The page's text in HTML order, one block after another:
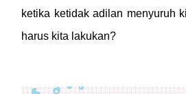
ketika ketidak adilan menyuruh
harus kita lakukan?